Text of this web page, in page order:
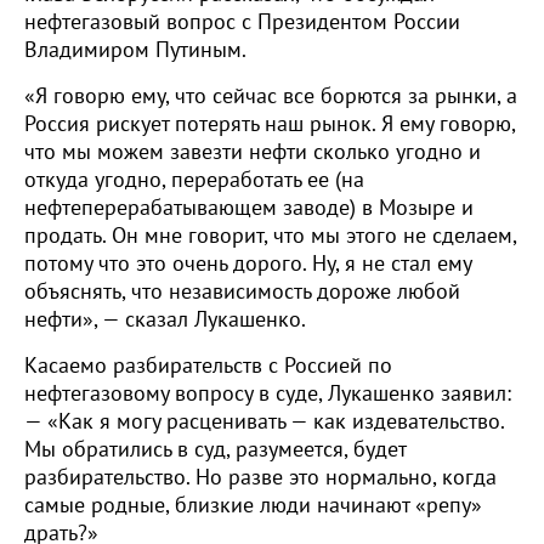
нефтегазовый вопрос с Президентом России
Владимиром Путиным.
«Я говорю ему, что сейчас все борются за рынки, а
Россия рискует потерять наш рынок. Я ему говорю,
что мы можем завезти нефти сколько угодно и
откуда угодно, переработать ее (на
нефтеперерабатывающем заводе) в Мозыре и
продать. Он мне говорит, что мы этого не сделаем,
потому что это очень дорого. Ну, я не стал ему
объяснять, что независимость дороже любой
нефти», — сказал Лукашенко.
Касаемо разбирательств с Россией по
нефтегазовому вопросу в суде, Лукашенко заявил:
— «Как я могу расценивать — как издевательство.
Мы обратились в суд, разумеется, будет
разбирательство. Но разве это нормально, когда
самые родные, близкие люди начинают «репу»
драть?»